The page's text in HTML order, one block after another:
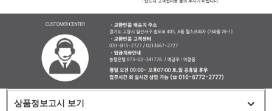
상품정보고시 보기